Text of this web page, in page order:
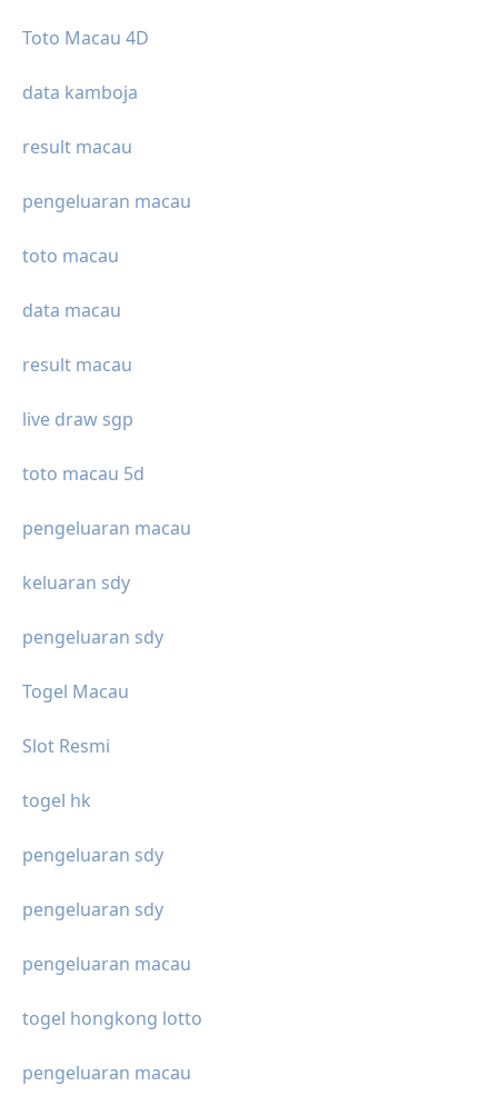
Toto Macau 4D
data kamboja
result macau
pengeluaran macau
toto macau
data macau
result macau
live draw sgp
toto macau 5d
pengeluaran macau
keluaran sdy
pengeluaran sdy
Togel Macau
Slot Resmi
togel hk
pengeluaran sdy
pengeluaran sdy
pengeluaran macau
togel hongkong lotto
pengeluaran macau